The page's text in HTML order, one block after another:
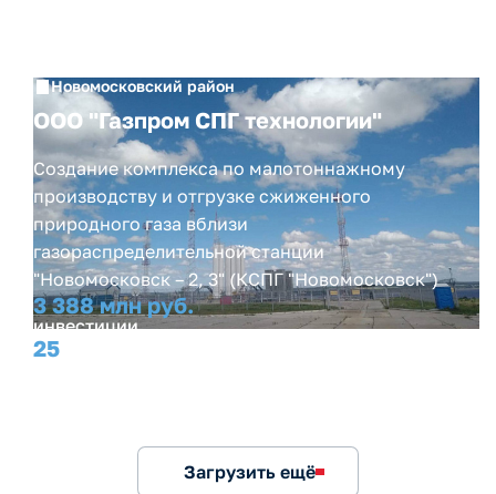
Новомосковский район
ООО "Газпром СПГ технологии"
Создание комплекса по малотоннажному
производству и отгрузке сжиженного
природного газа вблизи
газораспределительной станции
"Новомосковск – 2, 3" (КСПГ "Новомосковск")
3 388 млн руб.
инвестиции
25
Загрузить ещё